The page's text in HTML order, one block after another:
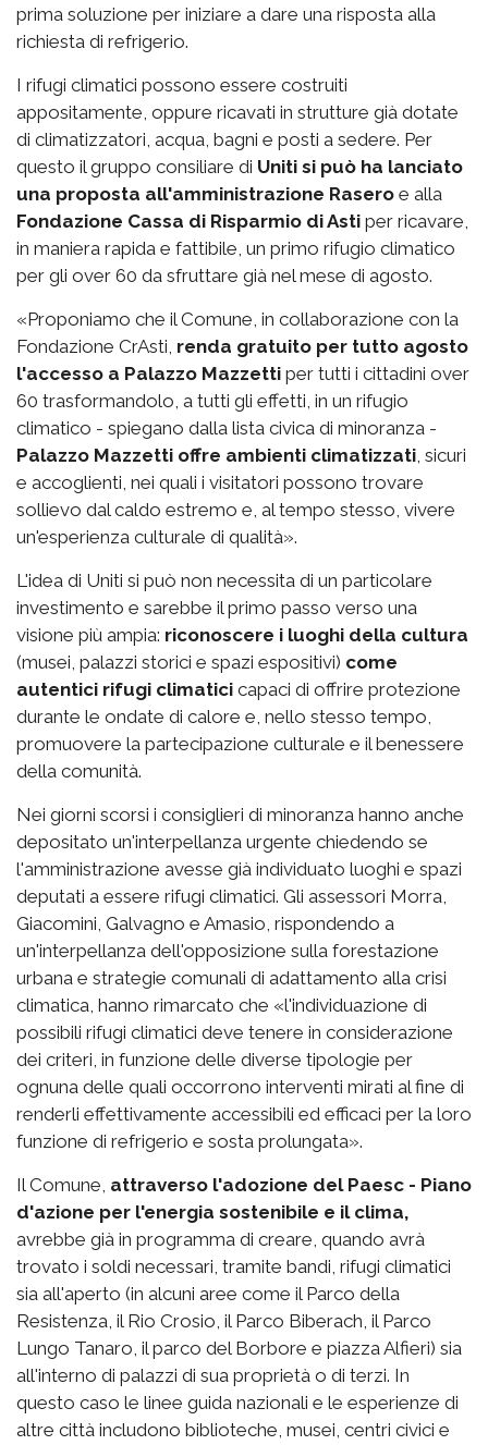
prima soluzione per iniziare a dare una risposta alla
richiesta di refrigerio.
I rifugi climatici possono essere costruiti
appositamente, oppure ricavati in strutture già dotate
di climatizzatori, acqua, bagni e posti a sedere. Per
questo il gruppo consiliare di Uniti si può ha lanciato
una proposta all'amministrazione Rasero e alla
Fondazione Cassa di Risparmio di Asti per ricavare,
in maniera rapida e fattibile, un primo rifugio climatico
per gli over 60 da sfruttare già nel mese di agosto.
«Proponiamo che il Comune, in collaborazione con la
Fondazione CrAsti, renda gratuito per tutto agosto
l'accesso a Palazzo Mazzetti per tutti i cittadini over
60 trasformandolo, a tutti gli effetti, in un rifugio
climatico - spiegano dalla lista civica di minoranza -
Palazzo Mazzetti offre ambienti climatizzati, sicuri
e accoglienti, nei quali i visitatori possono trovare
sollievo dal caldo estremo e, al tempo stesso, vivere
un'esperienza culturale di qualità».
L'idea di Uniti si può non necessita di un particolare
investimento e sarebbe il primo passo verso una
visione più ampia: riconoscere i luoghi della cultura
(musei, palazzi storici e spazi espositivi) come
autentici rifugi climatici capaci di offrire protezione
durante le ondate di calore e, nello stesso tempo,
promuovere la partecipazione culturale e il benessere
della comunità.
Nei giorni scorsi i consiglieri di minoranza hanno anche
depositato un'interpellanza urgente chiedendo se
l'amministrazione avesse già individuato luoghi e spazi
deputati a essere rifugi climatici. Gli assessori Morra,
Giacomini, Galvagno e Amasio, rispondendo a
un'interpellanza dell'opposizione sulla forestazione
urbana e strategie comunali di adattamento alla crisi
climatica, hanno rimarcato che «l'individuazione di
possibili rifugi climatici deve tenere in considerazione
dei criteri, in funzione delle diverse tipologie per
ognuna delle quali occorrono interventi mirati al fine di
renderli effettivamente accessibili ed efficaci per la loro
funzione di refrigerio e sosta prolungata».
Il Comune, attraverso l'adozione del Paesc - Piano
d'azione per l'energia sostenibile e il clima,
avrebbe già in programma di creare, quando avrà
trovato i soldi necessari, tramite bandi, rifugi climatici
sia all'aperto (in alcuni aree come il Parco della
Resistenza, il Rio Crosio, il Parco Biberach, il Parco
Lungo Tanaro, il parco del Borbore e piazza Alfieri) sia
all'interno di palazzi di sua proprietà o di terzi. In
questo caso le linee guida nazionali e le esperienze di
altre città includono biblioteche, musei, centri civici e